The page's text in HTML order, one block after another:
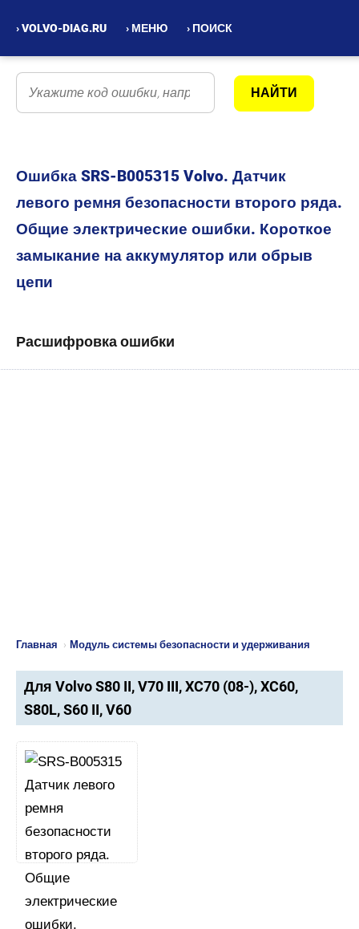
› VOLVO-DIAG.RU › МЕНЮ › ПОИСК
Ошибка SRS-B005315 Volvo. Датчик
левого ремня безопасности второго ряда.
Общие электрические ошибки. Короткое
замыкание на аккумулятор или обрыв
цепи
Расшифровка ошибки
Главная › Модуль системы безопасности и удерживания
Для Volvo S80 II, V70 III, XC70 (08-), XC60,
S80L, S60 II, V60